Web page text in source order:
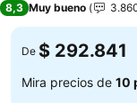
8,3 Muy bueno
De $ 292.841
Mira precios de 10